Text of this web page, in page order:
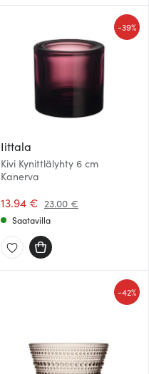
Iittala
Kivi Kynittlälyhty 6 cm
Kanerva
13.94 € 23.00 €
-39%
Saatavilla
-42%